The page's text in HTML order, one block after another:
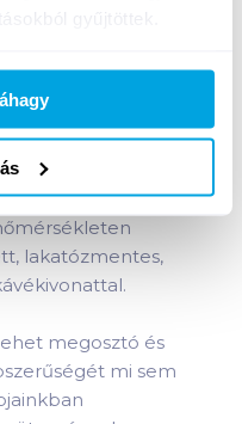
gyűjtöttek.
Értesíts, ha olcsóbb!
Salted
mltermékhez:
lakatózmentes,
megosztó és
mi sem